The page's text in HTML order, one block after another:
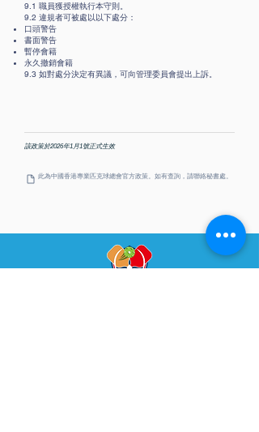
9.1 職員獲授權執行本守則。
9.2 違規者可被處以以下處分：
口頭警告
書面警告
暫停會籍
永久撤銷會籍
9.3 如對處分決定有異議，可向管理委員會提出上訴。
該政策於2026年1月1號正式生效
此為中國香港專業匹克球總會官方政策。如有查詢，請聯絡秘書處。